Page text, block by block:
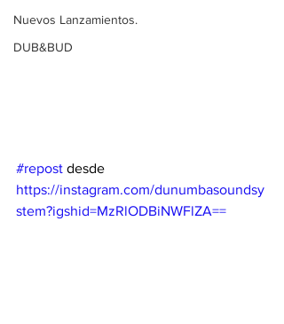
Nuevos Lanzamientos.
DUB&BUD
#repost desde
https://instagram.com/dunumbasoundsy
stem?igshid=MzRlODBiNWFlZA==